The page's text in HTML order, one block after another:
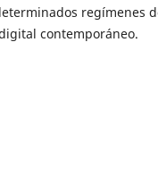
regímenes
contemporáneo.